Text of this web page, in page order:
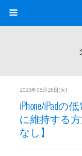
2020年05月26日(火)
iPhone/iPadの
に維持する
なし】